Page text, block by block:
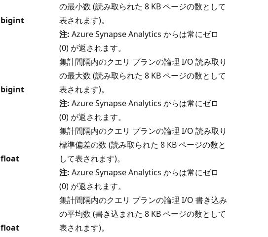
bigint
の最小数 (読み取られた 8 KB ページの数として
表されます)。
注: Azure Synapse Analytics からは常にゼロ
(0) が返されます。
bigint
集計間隔内のクエリ プランの論理 I/O 読み取り
の最大数 (読み取られた 8 KB ページの数として
表されます)。
注: Azure Synapse Analytics からは常にゼロ
(0) が返されます。
float
集計間隔内のクエリ プランの論理 I/O 読み取り
標準偏差の数 (読み取られた 8 KB ページの数と
して表されます)。
注: Azure Synapse Analytics からは常にゼロ
(0) が返されます。
float
集計間隔内のクエリ プランの論理 I/O 書き込み
の平均数 (書き込まれた 8 KB ページの数として
表されます)。